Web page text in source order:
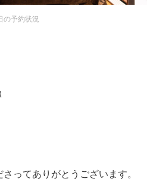
の予約状況
ってありがとうございます。